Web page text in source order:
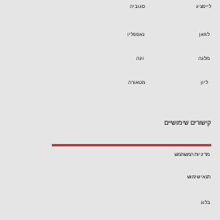
קישורים שימושיים
תנאי שימוש
מדיניות המשתמש
בלוג
נאפפליו לוזאן
סגוביה
מלגה
לייפציג
מטאורה
וינה
ליון